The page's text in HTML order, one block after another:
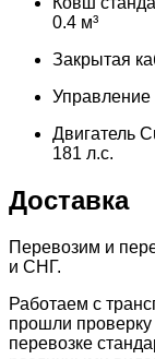
0.4 м³
Закрытая
Двигатель
181 л.с.
Доставка
Перевозим и
и СНГ.
Работаем с
прошли
перевозке